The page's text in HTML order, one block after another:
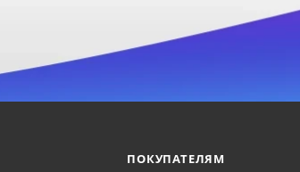
ПОКУПАТЕЛЯМ